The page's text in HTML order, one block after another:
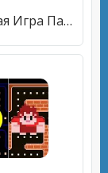
Карточная Игра Пасьянс Паук